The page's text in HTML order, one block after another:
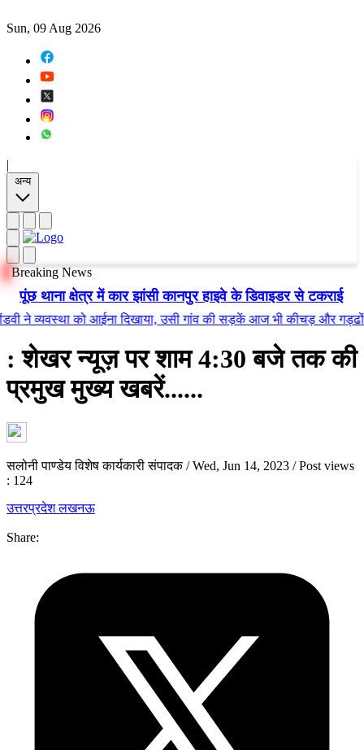
Sun, 09 Aug 2026
|
अन्य
Breaking News
पूंछ थाना क्षेत्र में कार झांसी कानपुर हाइवे के डिवाइडर से टकराई
को आईना दिखाया, उसी गांव की सड़कें आज भी कीचड़ और गड्ढों में
: शेखर न्यूज़ पर शाम 4:30 बजे तक की
प्रमुख मुख्य खबरें......
सलोनी पाण्डेय विशेष कार्यकारी संपादक/Wed, Jun 14, 2023 /Post views
: 124
उत्तरप्रदेशलखनऊ
Share: